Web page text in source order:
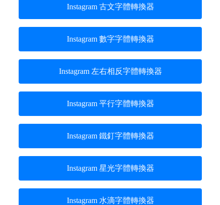
Instagram 古文字體轉換器
Instagram 數字字體轉換器
Instagram 左右相反字體轉換器
Instagram 平行字體轉換器
Instagram 鐵釘字體轉換器
Instagram 星光字體轉換器
Instagram 水滴字體轉換器